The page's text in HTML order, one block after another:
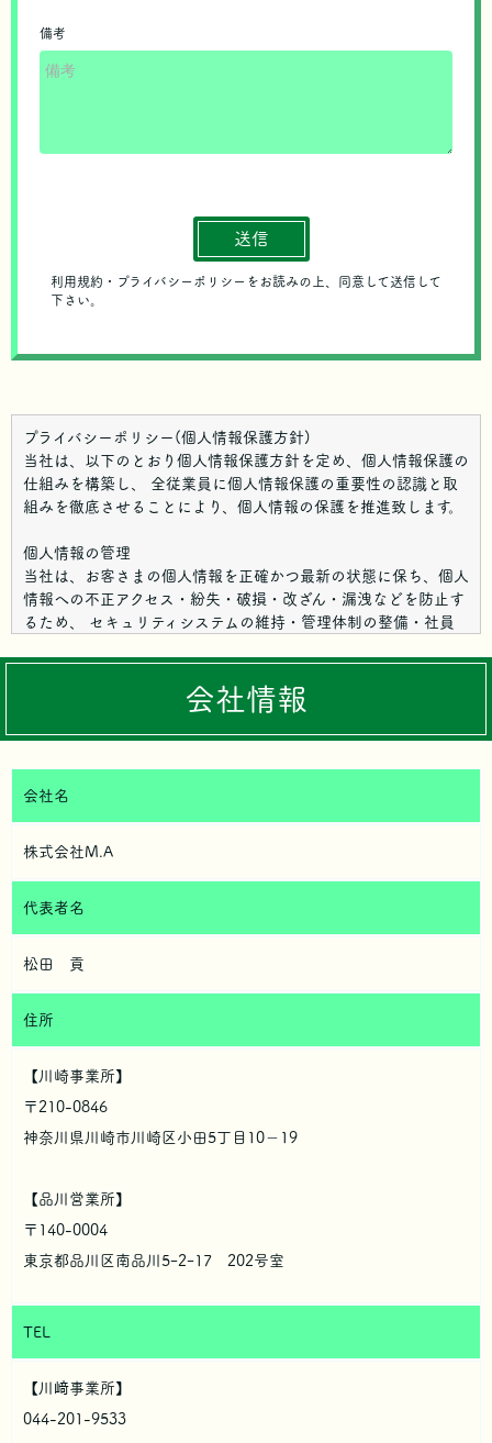
プライバシーポリシー(個人情報保護方針)
当社は、以下のとおり個人情報保護方針を定め、個人情報保護の
仕組みを構築し、 全従業員に個人情報保護の重要性の認識と取
組みを徹底させることにより、個人情報の保護を推進致します。
個人情報の管理
当社は、お客さまの個人情報を正確かつ最新の状態に保ち、個人
情報への不正アクセス・紛失・破損・改ざん・漏洩などを防止す
るため、 セキュリティシステムの維持・管理体制の整備・社員
厳重な管理を行ないます。
お客さまからお預かりした個人情報は、当社からのご連絡や業務
当社は、お客さまよりお預かりした個人情報を適切に管理し、次
しません。
・お客さまが希望されるサービスを行なうために当社が業務を委
託する業者に対して開示する場合
・法令に基づき開示することが必要である場合
ィに万全の対策を講じています。
ご本人の照会
きます。
当社は、保有する個人情報に関して適用される日本の法令、その
会社情報
会社名
株式会社M.A
代表者名
松田 貢
住所
【川崎事業所】
〒210-0846
神奈川県川崎市川崎区小田5丁目10－19
【品川営業所】
〒140-0004
東京都品川区南品川5ｰ2ｰ17 202号室
TEL
【川﨑事業所】
044-201-9533